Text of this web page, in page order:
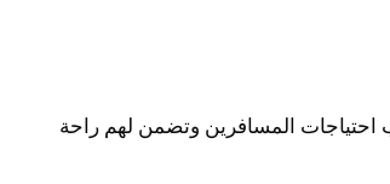
احتياجات المسافرين وتضمن لهم راحة